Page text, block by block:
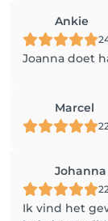
Ankie
Joanna doet
Marcel
Johanna
Ik vind het